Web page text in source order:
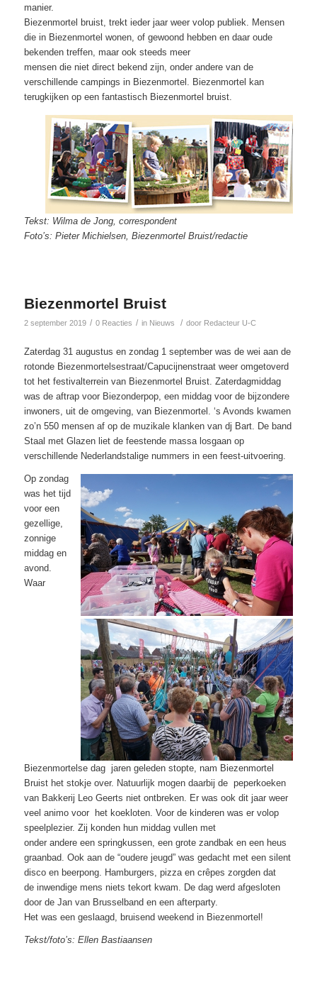
manier.
Biezenmortel bruist, trekt ieder jaar weer volop publiek. Mensen
die in Biezenmortel wonen, of gewoond hebben en daar oude
bekenden treffen, maar ook steeds meer
mensen die niet direct bekend zijn, onder andere van de
verschillende campings in Biezenmortel. Biezenmortel kan
terugkijken op een fantastisch Biezenmortel bruist.
Tekst: Wilma de Jong, correspondent
Foto’s: Pieter Michielsen, Biezenmortel Bruist/redactie
Biezenmortel Bruist
2 september 2019 / 0 Reacties / in Nieuws / door Redacteur U-C
Zaterdag 31 augustus en zondag 1 september was de wei aan de
rotonde Biezenmortelsestraat/Capucijnenstraat weer omgetoverd
tot het festivalterrein van Biezenmortel Bruist. Zaterdagmiddag
was de aftrap voor Biezonderpop, een middag voor de bijzondere
inwoners, uit de omgeving, van Biezenmortel. ‘s Avonds kwamen
zo’n 550 mensen af op de muzikale klanken van dj Bart. De band
Staal met Glazen liet de feestende massa losgaan op
verschillende Nederlandstalige nummers in een feest-uitvoering.
Op zondag
was het tijd
voor een
gezellige,
zonnige
middag en
avond.
Waar
Biezenmortelse dag jaren geleden stopte, nam Biezenmortel
Bruist het stokje over. Natuurlijk mogen daarbij de peperkoeken
van Bakkerij Leo Geerts niet ontbreken. Er was ook dit jaar weer
veel animo voor het koekloten. Voor de kinderen was er volop
speelplezier. Zij konden hun middag vullen met
onder andere een springkussen, een grote zandbak en een heus
graanbad. Ook aan de “oudere jeugd” was gedacht met een silent
disco en beerpong. Hamburgers, pizza en crêpes zorgden dat
de inwendige mens niets tekort kwam. De dag werd afgesloten
door de Jan van Brusselband en een afterparty.
Het was een geslaagd, bruisend weekend in Biezenmortel!
Tekst/foto’s: Ellen Bastiaansen